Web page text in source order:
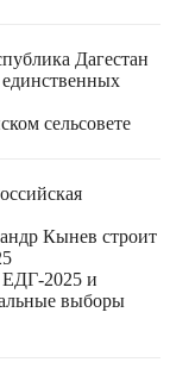
Дагестан
сельсовете
Кынев строит
ЕДГ-2025 и
выборы